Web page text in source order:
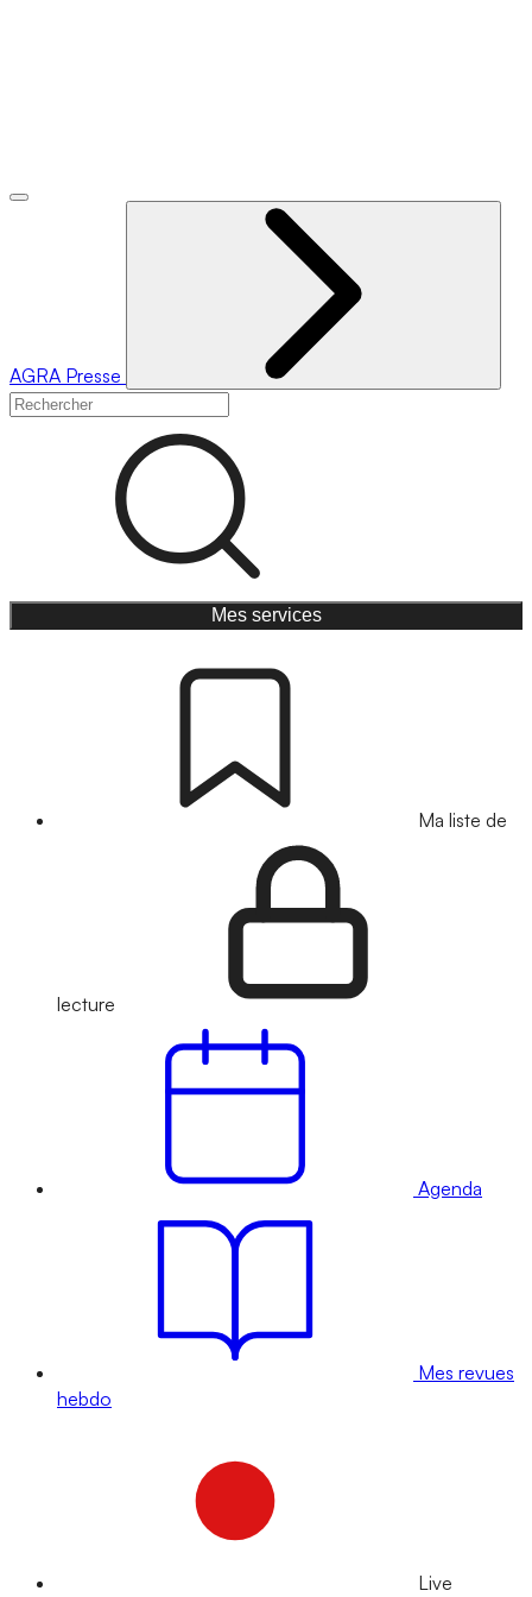
AGRA Presse
Mes services
Ma liste de
lecture
Agenda
Mes revues
hebdo
Live